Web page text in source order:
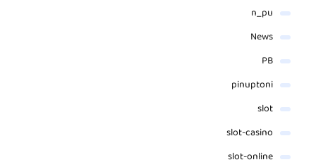
n_pu
News
PB
pinuptoni
slot
slot-casino
slot-online